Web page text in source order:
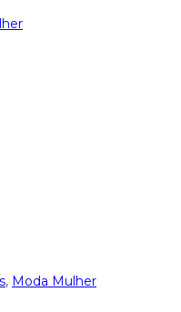
, Moda Mulher